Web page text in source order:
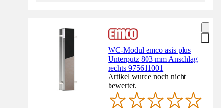
WC-Modul emco asis plus
Unterputz 803 mm Anschlag
rechts 975611001
Artikel wurde noch nicht
bewertet.